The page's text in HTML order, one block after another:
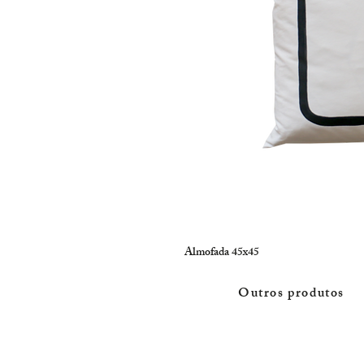
Almofada 45x45
Outros produtos